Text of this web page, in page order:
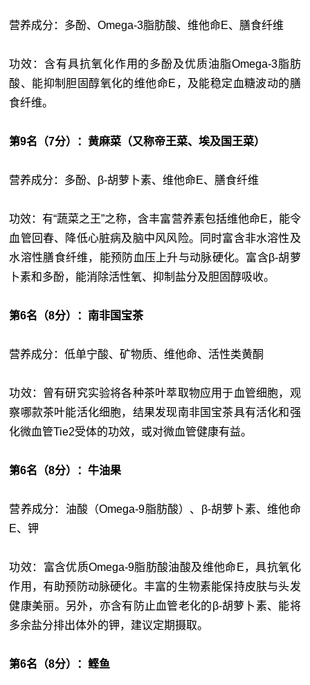
营养成分：多酚、Omega-3脂肪酸、维他命E、膳食纤维
功效：含有具抗氧化作用的多酚及优质油脂Omega-3脂肪
酸、能抑制胆固醇氧化的维他命E，及能稳定血糖波动的膳
食纤维。
第9名（7分）：黄麻菜（又称帝王菜、埃及国王菜）
营养成分：多酚、β-胡萝卜素、维他命E、膳食纤维
功效：有“蔬菜之王”之称，含丰富营养素包括维他命E，能令
血管回春、降低心脏病及脑中风风险。同时富含非水溶性及
水溶性膳食纤维，能预防血压上升与动脉硬化。富含β-胡萝
卜素和多酚，能消除活性氧、抑制盐分及胆固醇吸收。
第6名（8分）：南非国宝茶
营养成分：低单宁酸、矿物质、维他命、活性类黄酮
功效：曾有研究实验将各种茶叶萃取物应用于血管细胞，观
察哪款茶叶能活化细胞，结果发现南非国宝茶具有活化和强
化微血管Tie2受体的功效，或对微血管健康有益。
第6名（8分）：牛油果
营养成分：油酸（Omega-9脂肪酸）、β-胡萝卜素、维他命
E、钾
功效：富含优质Omega-9脂肪酸油酸及维他命E，具抗氧化
作用，有助预防动脉硬化。丰富的生物素能保持皮肤与头发
健康美丽。另外，亦含有防止血管老化的β-胡萝卜素、能将
多余盐分排出体外的钾，建议定期摄取。
第6名（8分）：鲣鱼